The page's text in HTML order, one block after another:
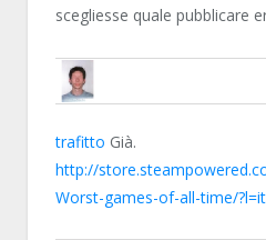
scegliesse quale pubblicare
THEGIALLO
trafitto Già.
http://
Worst-games-of-all-time/